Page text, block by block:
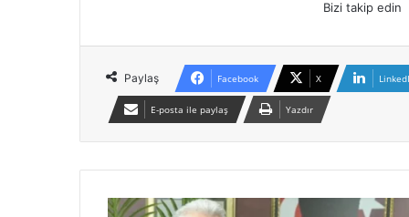
Bizi takip edin
Paylaş Facebook X
E-posta ile paylaş Yazdır
Ö